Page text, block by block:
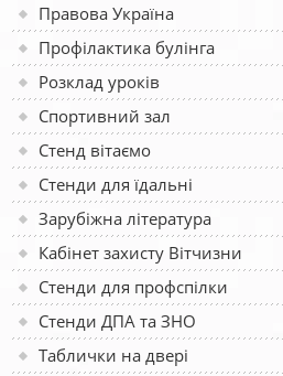
Правова Україна
Профілактика булінга
Розклад уроків
Спортивний зал
Стенд вітаємо
Стенди для їдальні
Зарубіжна література
Кабінет захисту Вітчизни
Стенди для профспілки
Стенди ДПА та ЗНО
Таблички на двері